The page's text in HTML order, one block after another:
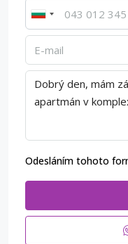
Odesláním tohoto